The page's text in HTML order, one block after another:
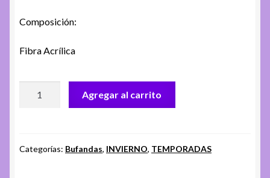
Composición:
Fibra Acrílica
cantidad
Agregar al carrito
Categorías: Bufandas, INVIERNO, TEMPORADAS